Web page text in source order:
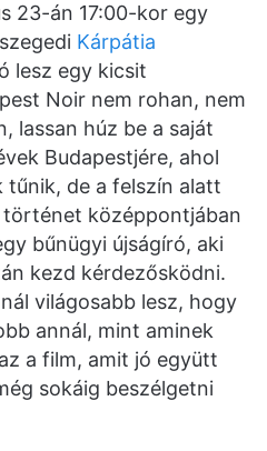
23-án 17:00-kor egy
Kárpátia
lesz egy kicsit
Noir nem rohan, nem
lassan húz be a saját
Budapestjére, ahol
tűnik, de a felszín alatt
középpontjában
bűnügyi újságíró, aki
kezd kérdezősködni.
világosabb lesz, hogy
annál, mint aminek
a film, amit jó együtt
sokáig beszélgetni